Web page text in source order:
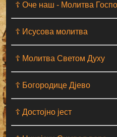
☦ Оче наш - Moлитва
☦ Исусова молитва
☦ Молитва Светом Духу
☦ Богородице Дјево
☦ Достојно јест